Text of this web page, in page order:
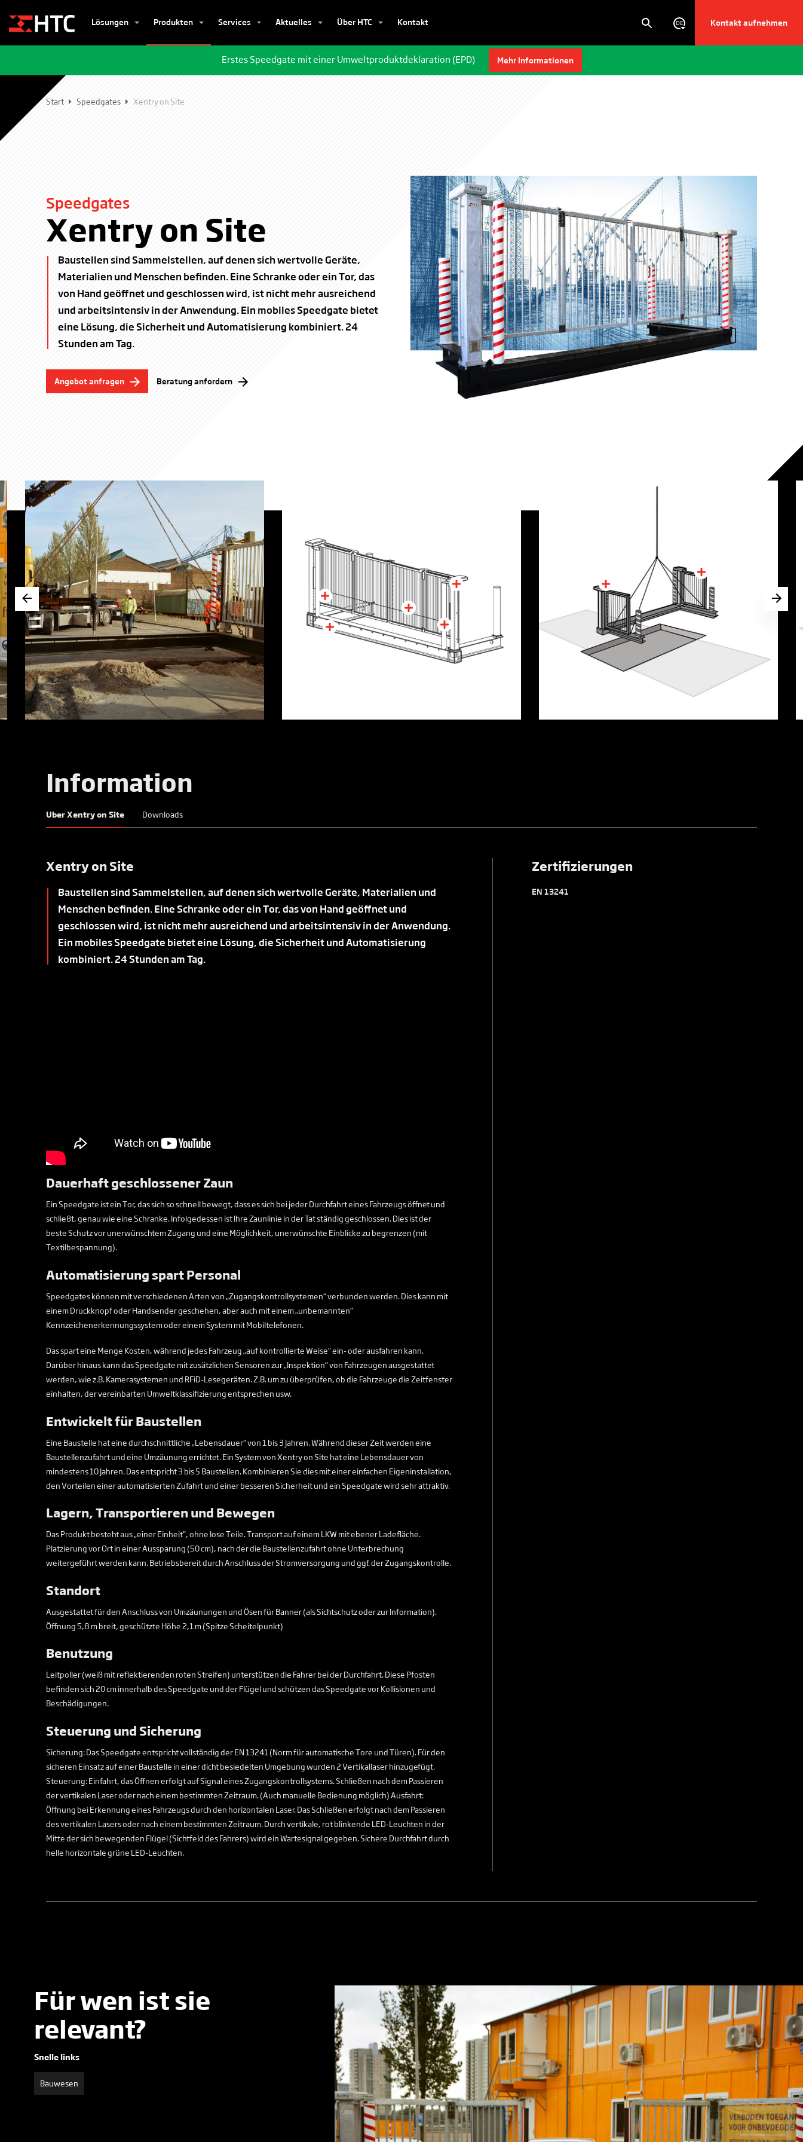
Lösungen Produkten Services Aktuelles Über HTC Kontakt DE Kontakt aufnehmen
Erstes Speedgate mit einer Umweltproduktdeklaration (EPD) Mehr Informationen
Start Speedgates Xentry on Site
Speedgates
Xentry on Site
Baustellen sind Sammelstellen, auf denen sich wertvolle Geräte,
Materialien und Menschen befinden. Eine Schranke oder ein Tor, das
von Hand geöffnet und geschlossen wird, ist nicht mehr ausreichend
und arbeitsintensiv in der Anwendung. Ein mobiles Speedgate bietet
eine Lösung, die Sicherheit und Automatisierung kombiniert. 24
Stunden am Tag.
Angebot anfragen Beratung anfordern
Information
Uber Xentry on Site Downloads
Xentry on Site
Baustellen sind Sammelstellen, auf denen sich wertvolle Geräte, Materialien und
Menschen befinden. Eine Schranke oder ein Tor, das von Hand geöffnet und
geschlossen wird, ist nicht mehr ausreichend und arbeitsintensiv in der Anwendung.
Ein mobiles Speedgate bietet eine Lösung, die Sicherheit und Automatisierung
kombiniert. 24 Stunden am Tag.
Dauerhaft geschlossener Zaun
Ein Speedgate ist ein Tor, das sich so schnell bewegt, dass es sich bei jeder Durchfahrt eines Fahrzeugs öffnet und
schließt, genau wie eine Schranke. Infolgedessen ist Ihre Zaunlinie in der Tat ständig geschlossen. Dies ist der
beste Schutz vor unerwünschtem Zugang und eine Möglichkeit, unerwünschte Einblicke zu begrenzen (mit
Textilbespannung).
Automatisierung spart Personal
Speedgates können mit verschiedenen Arten von „Zugangskontrollsystemen“ verbunden werden. Dies kann mit
einem Druckknopf oder Handsender geschehen, aber auch mit einem „unbemannten“
Kennzeichenerkennungssystem oder einem System mit Mobiltelefonen.
Das spart eine Menge Kosten, während jedes Fahrzeug „auf kontrollierte Weise“ ein- oder ausfahren kann.
Darüber hinaus kann das Speedgate mit zusätzlichen Sensoren zur „Inspektion“ von Fahrzeugen ausgestattet
werden, wie z.B. Kamerasystemen und RFiD-Lesegeräten. Z.B. um zu überprüfen, ob die Fahrzeuge die Zeitfenster
einhalten, der vereinbarten Umweltklassifizierung entsprechen usw.
Entwickelt für Baustellen
Eine Baustelle hat eine durchschnittliche „Lebensdauer“ von 1 bis 3 Jahren. Während dieser Zeit werden eine
Baustellenzufahrt und eine Umzäunung errichtet. Ein System von Xentry on Site hat eine Lebensdauer von
mindestens 10 Jahren. Das entspricht 3 bis 5 Baustellen. Kombinieren Sie dies mit einer einfachen Eigeninstallation,
den Vorteilen einer automatisierten Zufahrt und einer besseren Sicherheit und ein Speedgate wird sehr attraktiv.
Lagern, Transportieren und Bewegen
Das Produkt besteht aus „einer Einheit“, ohne lose Teile. Transport auf einem LKW mit ebener Ladefläche.
Platzierung vor Ort in einer Aussparung (50 cm), nach der die Baustellenzufahrt ohne Unterbrechung
weitergeführt werden kann. Betriebsbereit durch Anschluss der Stromversorgung und ggf. der Zugangskontrolle.
Standort
Ausgestattet für den Anschluss von Umzäunungen und Ösen für Banner (als Sichtschutz oder zur Information).
Öffnung 5,8 m breit, geschützte Höhe 2,1 m (Spitze Scheitelpunkt)
Benutzung
Leitpoller (weiß mit reflektierenden roten Streifen) unterstützen die Fahrer bei der Durchfahrt. Diese Pfosten
befinden sich 20 cm innerhalb des Speedgate und der Flügel und schützen das Speedgate vor Kollisionen und
Beschädigungen.
Steuerung und Sicherung
Sicherung: Das Speedgate entspricht vollständig der EN 13241 (Norm für automatische Tore und Türen). Für den
sicheren Einsatz auf einer Baustelle in einer dicht besiedelten Umgebung wurden 2 Vertikallaser hinzugefügt.
Steuerung: Einfahrt, das Öffnen erfolgt auf Signal eines Zugangskontrollsystems. Schließen nach dem Passieren
der vertikalen Laser oder nach einem bestimmten Zeitraum. (Auch manuelle Bedienung möglich) Ausfahrt:
Öffnung bei Erkennung eines Fahrzeugs durch den horizontalen Laser. Das Schließen erfolgt nach dem Passieren
des vertikalen Lasers oder nach einem bestimmten Zeitraum. Durch vertikale, rot blinkende LED-Leuchten in der
Mitte der sich bewegenden Flügel (Sichtfeld des Fahrers) wird ein Wartesignal gegeben. Sichere Durchfahrt durch
helle horizontale grüne LED-Leuchten.
Zertifizierungen
EN 13241
Für wen ist sie
relevant?
Snelle links
Bauwesen